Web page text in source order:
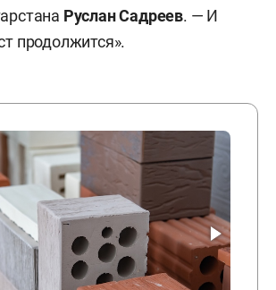
Руслан Садреев. — И
продолжится».